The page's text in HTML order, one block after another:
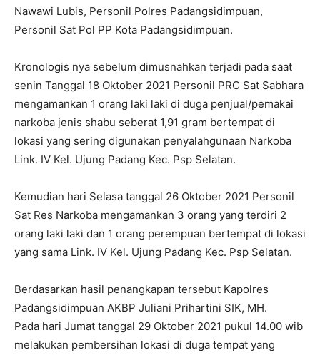
Nawawi Lubis, Personil Polres Padangsidimpuan,
Personil Sat Pol PP Kota Padangsidimpuan.
Kronologis nya sebelum dimusnahkan terjadi pada saat
senin Tanggal 18 Oktober 2021 Personil PRC Sat Sabhara
mengamankan 1 orang laki laki di duga penjual/pemakai
narkoba jenis shabu seberat 1,91 gram bertempat di
lokasi yang sering digunakan penyalahgunaan Narkoba
Link. IV Kel. Ujung Padang Kec. Psp Selatan.
Kemudian hari Selasa tanggal 26 Oktober 2021 Personil
Sat Res Narkoba mengamankan 3 orang yang terdiri 2
orang laki laki dan 1 orang perempuan bertempat di lokasi
yang sama Link. IV Kel. Ujung Padang Kec. Psp Selatan.
Berdasarkan hasil penangkapan tersebut Kapolres
Padangsidimpuan AKBP Juliani Prihartini SIK, MH.
Pada hari Jumat tanggal 29 Oktober 2021 pukul 14.00 wib
melakukan pembersihan lokasi di duga tempat yang